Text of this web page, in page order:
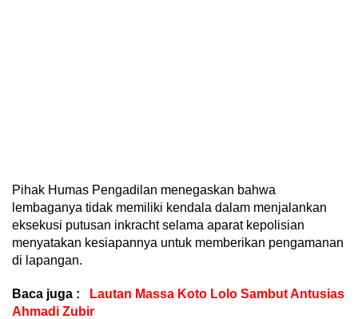
Pihak Humas Pengadilan menegaskan bahwa
lembaganya tidak memiliki kendala dalam menjalankan
eksekusi putusan inkracht selama aparat kepolisian
menyatakan kesiapannya untuk memberikan pengamanan
di lapangan.
Baca juga :
Lautan Massa Koto Lolo Sambut Antusias
Ahmadi Zubir